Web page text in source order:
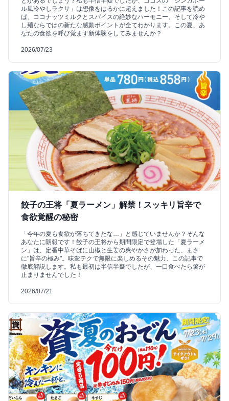
ル風冷やしラクサ」は想像をはるかに超えました！この記事を読め
ば、ココナッツミルクとスパイスの絶妙なハーモニー、そして冷や
し麺ならではの新たな感動ポイントが全てわかります。この夏、あ
なたの食欲を呼び覚ます新体験をしてみませんか？
2026/07/23
餃子の王将「夏ラーメン」解禁！スッキリ旨辛で
食欲覚醒の秘密
「今年の夏も食欲が落ちてきたな…」と感じていませんか？そんな
あなたに朗報です！餃子の王将から期間限定で登場した「夏ラーメ
ン」は、定番中華そばに山椒と生姜の爽やかさが加わった、まさ
に"旨辛の極み"。味変テクで無限に楽しめるその魅力、この記事で
徹底解説します。私も最初は半信半疑でしたが、一口食べたら箸が
止まりませんでした！
2026/07/21